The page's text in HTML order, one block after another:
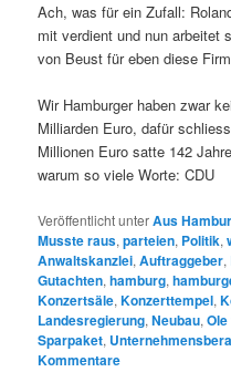
Ach, was für ein Zufall:
mit verdient und nun arbeitet
von Beust für eben diese
Wir Hamburger haben zwar
Milliarden Euro, dafür
Millionen Euro satte 142
warum so viele Worte: CDU
Veröffentlicht unterAus
Musste raus,parteien, Politik,
Anwaltskanzlei,Auftraggeber,
Gutachten,hamburg,
Konzertsäle,Konzerttempel,
Landesregierung,Neubau,
Sparpaket,
Kommentare